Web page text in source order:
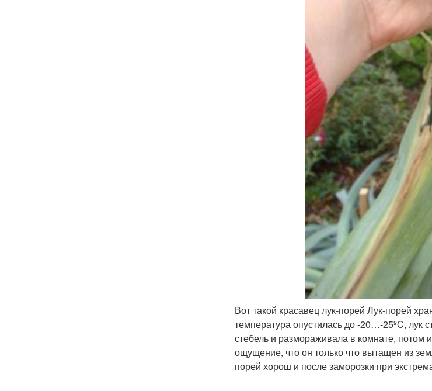
Вот такой красавец лук-порей Лук-порей
температура опустилась до -20…-25ºC, лук
стебель и размораживала в комнате,
ощущение, что он только что вытащен из
порей хорош и после заморозки при